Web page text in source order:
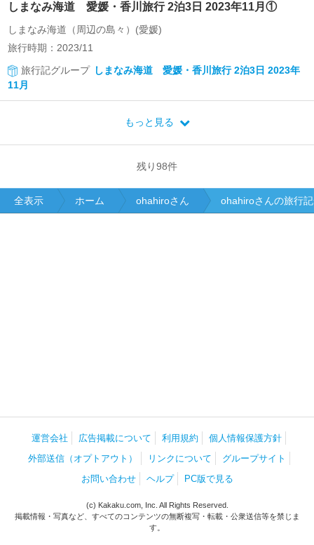
しまなみ海道 愛媛・香川旅行 2泊3日 2023年11月①
しまなみ海道（周辺の島々）(愛媛)
旅行時期：2023/11
旅行記グループ しまなみ海道 愛媛・香川旅行 2泊3日 2023年
11月
もっと見る
残り98件
全表示 ホーム ohahiroさん ohahiroさんの旅行
運営会社 広告掲載について 利用規約
個人情報保護方針
外部送信（オプトアウト）
リンクについて
グループサイト
お問い合わせ
ヘルプ PC版で見る
(c) Kakaku.com, Inc. All Rights Reserved.
掲載情報・写真など、すべてのコンテンツの無断複写・転載・公衆送信等を禁じま
す。